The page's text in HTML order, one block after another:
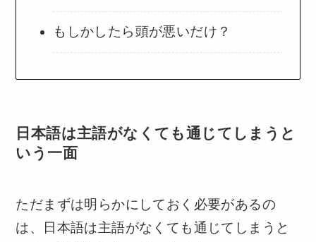
もしかしたら頭が悪いだけ？
日本語は主語がなくても通じてしまうと
いう一面
ただまずは明らかにしておく必要があるの
は、日本語は主語がなくても通じてしまうと